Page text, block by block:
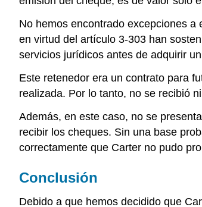
No hemos encontrado excepciones
en virtud del artículo 3-303 han
servicios jurídicos antes de adquirir
Este retenedor era un contrato para
realizada. Por lo tanto, no se recibió
Además, en este caso, no se
recibir los cheques. Sin una base
correctamente que Carter no pudo
Conclusión
Debido a que hemos decidido que